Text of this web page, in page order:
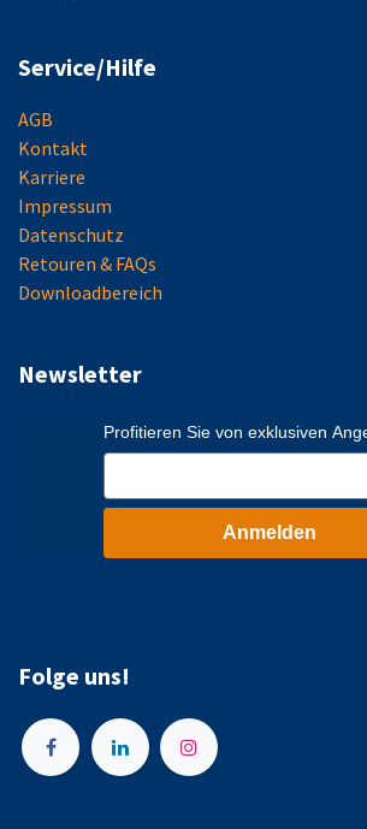
Service/Hilfe
AGB
Kontakt
Karriere
Impressum
Datenschutz
Retouren & FAQs
Downloadbereich
Newsletter
Profitieren Sie von exklusiven
Anmelden
Folge uns!